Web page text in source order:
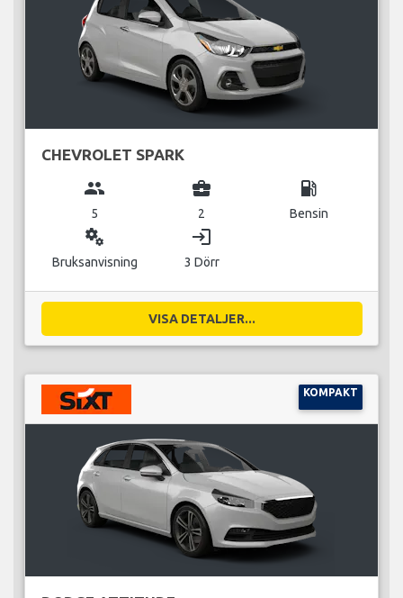
CHEVROLET SPARK
group
5
business_center
2
local_gas_station
Bensin
miscellaneous_services
Bruksanvisning
login
3 Dörr
VISA DETALJER...
KOMPAKT